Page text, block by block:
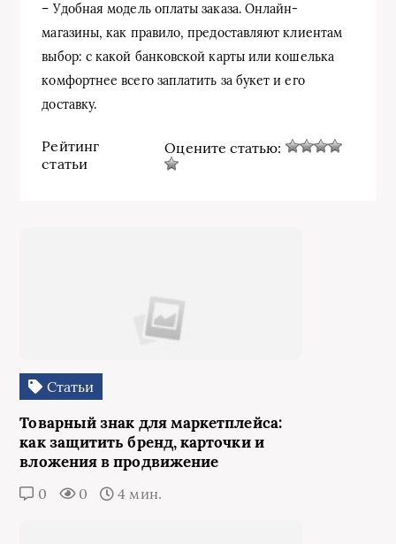
– Удобная модель оплаты заказа. Онлайн-
магазины, как правило, предоставляют клиентам
выбор: с какой банковской карты или кошелька
комфортнее всего заплатить за букет и его
доставку.
Рейтинг
статьи
Оцените статью:
Статьи
Товарный знак для маркетплейса:
как защитить бренд, карточки и
вложения в продвижение
0 0 4 мин.